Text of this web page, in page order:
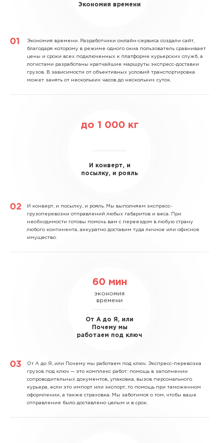
Экономия времени
Экономия времени. Разработчики онлайн-сервиса создали сайт,
благодаря которому в режиме одного окна пользователь сравнивает
цены и сроки всех подключенных к платформе курьерских служб, а
логистами разработаны кратчайшие маршруты экспресс-доставки
грузов. В зависимости от объективных условий транспортировка
может занять от нескольких часов до нескольких суток.
до 1 000 кг
И конверт, и
посылку, и рояль
И конверт, и посылку, и рояль. Мы выполняем экспресс-
грузоперевозки отправлений любых габаритов и веса. При
необходимости готовы помочь вам с переездом в любую страну
любого континента, аккуратно доставим туда личное или офисное
имущество.
60 мин
экономия
времени
От А до Я, или
Почему мы
работаем под ключ
От А до Я, или Почему мы работаем под ключ. Экспресс-перевозка
грузов под ключ — это комплекс работ: помощь в заполнении
сопроводительных документов, упаковка, вызов персонального
курьера, если это импорт или экспорт, то помощь при таможенном
оформлении, а также страховка. Мы заботимся о том, чтобы ваше
отправление было доставлено целым и в срок.